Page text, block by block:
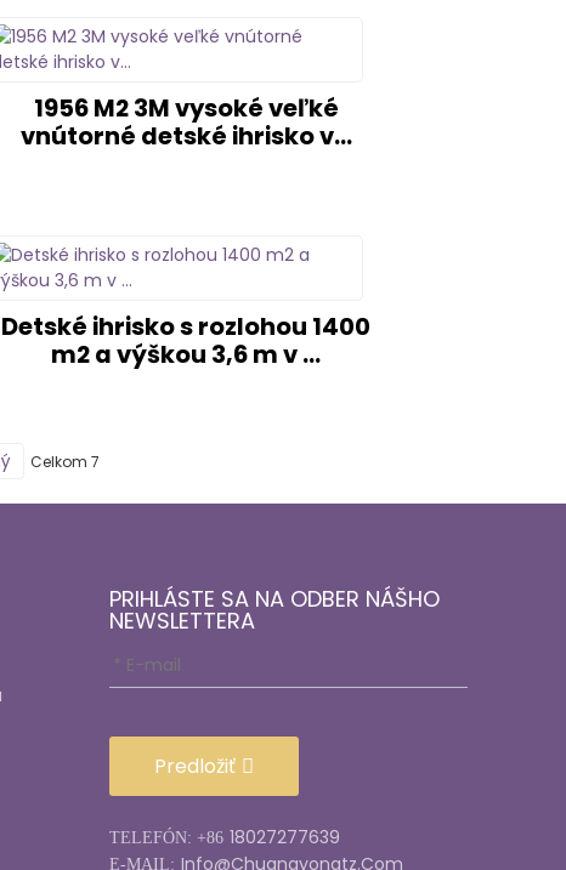
1956 M2 3M vysoké veľké
vnútorné detské ihrisko v...
Detské ihrisko s rozlohou 1400
m2 a výškou 3,6 m v ...
Celkom 7
PRIHLÁSTE SA NA ODBER NÁŠHO
NEWSLETTERA
Predložiť
TELEFÓN: +86 18027277639
E-MAIL: Info@chuangyongtz.com